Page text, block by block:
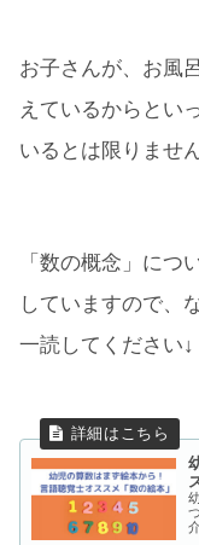
お子さんが、お風
えているからとい
いるとは限りません
「数の概念」につ
していますので、
一読してください↓